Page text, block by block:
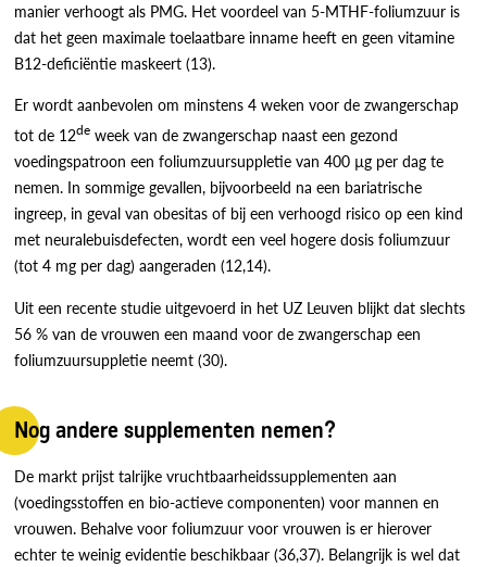
manier verhoogt als PMG. Het voordeel van 5-MTHF-foliumzuur is
dat het geen maximale toelaatbare inname heeft en geen vitamine
B12-deficiëntie maskeert (13).
Er wordt aanbevolen om minstens 4 weken voor de zwangerschap
tot de 12de week van de zwangerschap naast een gezond
voedingspatroon een foliumzuursuppletie van 400 µg per dag te
nemen. In sommige gevallen, bijvoorbeeld na een bariatrische
ingreep, in geval van obesitas of bij een verhoogd risico op een kind
met neuralebuisdefecten, wordt een veel hogere dosis foliumzuur
(tot 4 mg per dag) aangeraden (12,14).
Uit een recente studie uitgevoerd in het UZ Leuven blijkt dat slechts
56 % van de vrouwen een maand voor de zwangerschap een
foliumzuursuppletie neemt (30).
Nog andere supplementen nemen?
De markt prijst talrijke vruchtbaarheidssupplementen aan
(voedingsstoffen en bio-actieve componenten) voor mannen en
vrouwen. Behalve voor foliumzuur voor vrouwen is er hierover
echter te weinig evidentie beschikbaar (36,37). Belangrijk is wel dat